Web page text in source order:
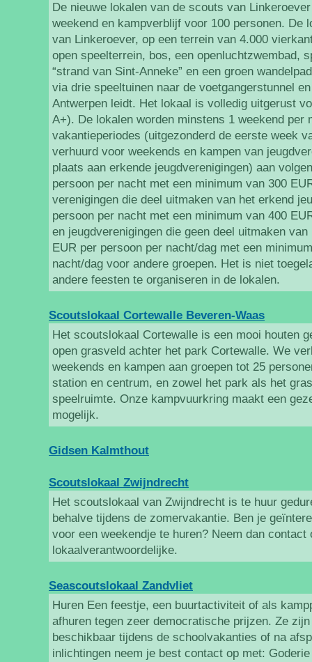
De nieuwe lokalen van de scouts van
weekend en kampverblijf voor 100 personen. De
van Linkeroever, op een terrein van 4.000
open speelterrein, bos, een openluchtzwembad,
“strand van Sint-Anneke” en een groen
via drie speeltuinen naar de voetgangerstunnel
Antwerpen leidt. Het lokaal is volledig uitgerust
A+). De lokalen worden minstens 1 weekend per
vakantieperiodes (uitgezonderd de eerste week
verhuurd voor weekends en kampen van
plaats aan erkende jeugdverenigingen) aan
persoon per nacht met een minimum van 300
verenigingen die deel uitmaken van het erkend
persoon per nacht met een minimum van 400
en jeugdverenigingen die geen deel uitmaken
EUR per persoon per nacht/dag met een
nacht/dag voor andere groepen. Het is niet
andere feesten te organiseren in de lokalen.
Scoutslokaal Cortewalle Beveren-Waas
Het scoutslokaal Cortewalle is een mooi houten
open grasveld achter het park Cortewalle. We
weekends en kampen aan groepen tot 25
station en centrum, en zowel het park als het
speelruimte. Onze kampvuurkring maakt een
mogelijk.
Gidsen Kalmthout
Scoutslokaal Zwijndrecht
Het scoutslokaal van Zwijndrecht is te huur
behalve tijdens de zomervakantie. Ben je
voor een weekendje te huren? Neem dan contact
lokaalverantwoordelijke.
Seascoutslokaal Zandvliet
Huren Een feestje, een buurtactiviteit of als
afhuren tegen zeer democratische prijzen. Ze
beschikbaar tijdens de schoolvakanties of na
inlichtingen neem je best contact op met: